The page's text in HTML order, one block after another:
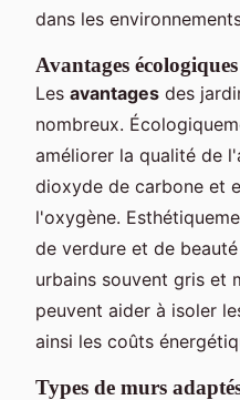
dans les
Avantages
Les avantages des
nombreux.
améliorer la qualité de
dioxyde de carbone et
l'oxygène.
de verdure et de
urbains souvent gris et
peuvent aider à isoler
ainsi les coûts
Types de murs